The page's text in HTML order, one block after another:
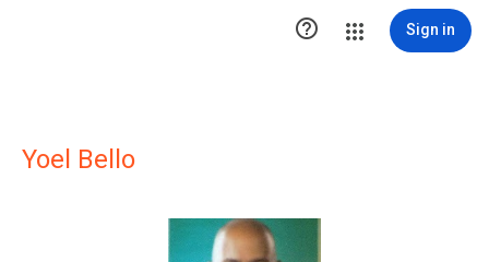
 Sign in
Yoel Bello